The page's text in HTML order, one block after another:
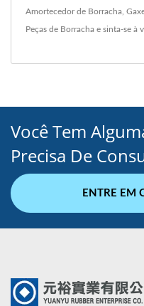
Amortecedor de Borracha
Peças de Borracha e sinta-se à
Você Tem
Precisa De
ENTRE EM